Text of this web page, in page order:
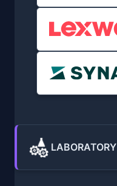
LABORATORY